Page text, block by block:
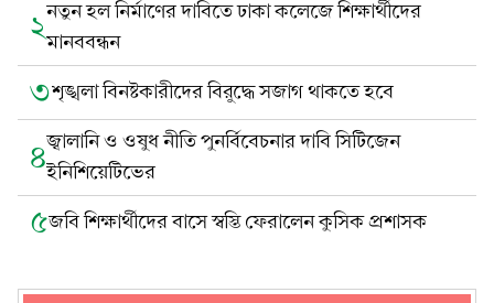
২নতুন হল নির্মাণের দাবিতে ঢাকা কলেজে শিক্ষার্থীদের
মানববন্ধন
৩শৃঙ্খলা বিনষ্টকারীদের বিরুদ্ধে সজাগ থাকতে হবে
৪জ্বালানি ও ওষুধ নীতি পুনর্বিবেচনার দাবি সিটিজেন
ইনিশিয়েটিভের
৫জবি শিক্ষার্থীদের বাসে স্বস্তি ফেরালেন কুসিক প্রশাসক